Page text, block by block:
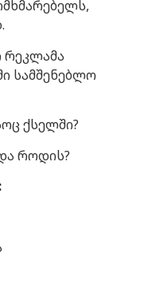
რეკლამა
სამშენებლო
ქსელში?
როდის?
: